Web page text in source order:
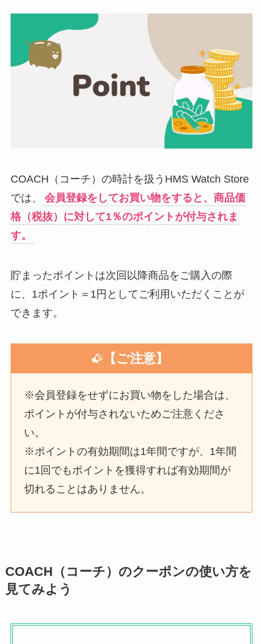
COACH（コーチ）の時計を扱うHMS Watch Store
では、
会員登録をしてお買い物をすると、商品価
格（税抜）に対して1％のポイントが付与されま
す。
貯まったポイントは次回以降商品をご購入の際
に、1ポイント＝1円としてご利用いただくことが
できます。
【ご注意】
※会員登録をせずにお買い物をした場合は、
ポイントが付与されないためご注意くださ
い。
※ポイントの有効期間は1年間ですが、1年間
に1回でもポイントを獲得すれば有効期間が
切れることはありません。
COACH（コーチ）のクーポンの使い方を
見てみよう